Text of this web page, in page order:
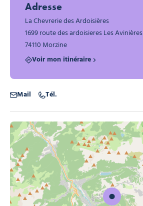
Chèvrerie des Ardoisières, © Yvan TISSEYRE
Adresse
La Chevrerie des Ardoisières
1699 route des ardoisieres Les Avinières
74110 Morzine
Voir mon itinéraire
Mail Tél.